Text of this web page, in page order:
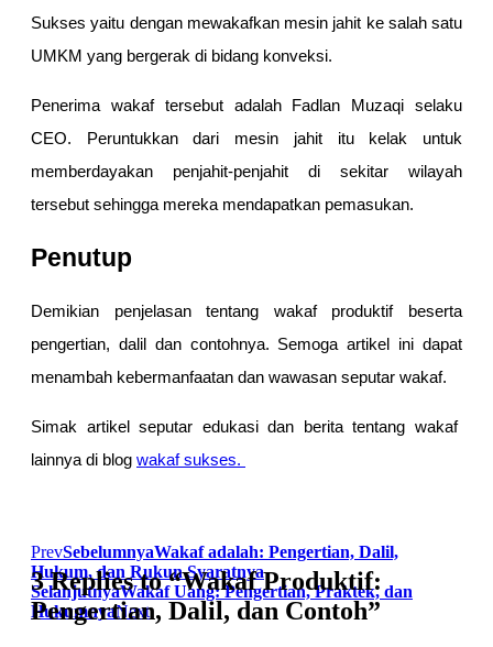
Sukses yaitu dengan mewakafkan mesin jahit ke salah satu
UMKM yang bergerak di bidang konveksi.
Penerima wakaf tersebut adalah Fadlan Muzaqi selaku
CEO. Peruntukkan dari mesin jahit itu kelak untuk
memberdayakan penjahit-penjahit di sekitar wilayah
tersebut sehingga mereka mendapatkan pemasukan.
Penutup
Demikian penjelasan tentang wakaf produktif beserta
pengertian, dalil dan contohnya. Semoga artikel ini dapat
menambah kebermanfaatan dan wawasan seputar wakaf.
Simak artikel seputar edukasi dan berita tentang wakaf
lainnya di blog wakaf sukses.
PrevSebelumnyaWakaf adalah: Pengertian, Dalil,
Hukum, dan Rukun Syaratnya
SelanjutnyaWakaf Uang: Pengertian, Praktek, dan
HukumnyaNext
3 Replies to “Wakaf Produktif:
Pengertian, Dalil, dan Contoh”